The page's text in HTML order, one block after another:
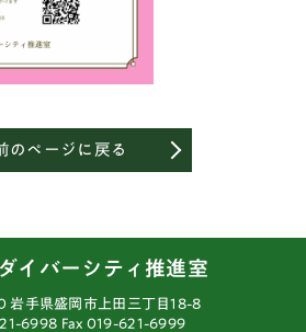
のページに戻る
イバーシティ推進室
岩手県盛岡市上田三丁目18-8
6998 Fax 019-621-6999